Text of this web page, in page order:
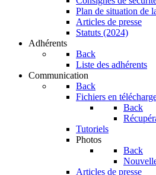
Plan de situation de
Articles de presse
Statuts (2024)
Adhérents
Back
Liste des adhérents
Communication
Back
Fichiers en
Back
Tutoriels
Photos
Back
Articles de presse